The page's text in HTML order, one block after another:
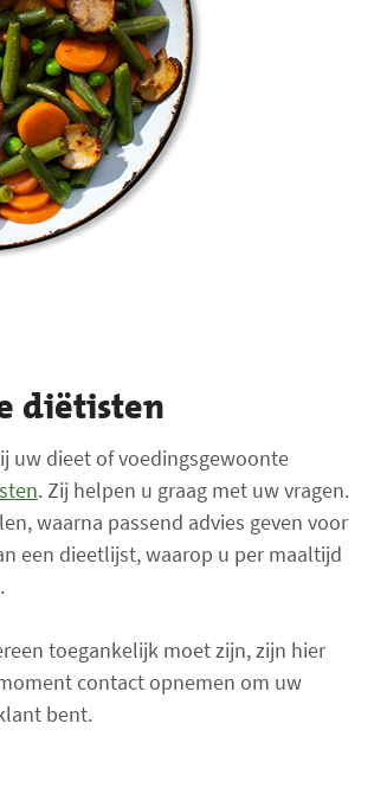
diëtisten
uw dieet of voedingsgewoonte
. Zij helpen u graag met uw vragen.
waarna passend advies geven voor
een dieetlijst, waarop u per maaltijd
toegankelijk moet zijn, zijn hier
contact opnemen om uw
bent.